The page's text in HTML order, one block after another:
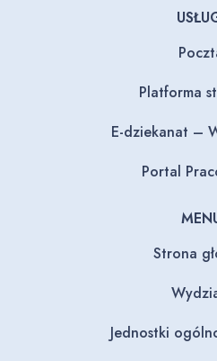
Platforma
E-dziekanat –
Portal
Strona
Jednostki